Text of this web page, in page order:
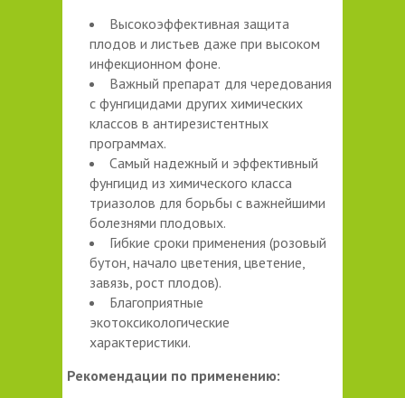
Высокоэффективная защита
плодов и листьев даже при высоком
инфекционном фоне.
Важный препарат для чередования
с фунгицидами других химических
классов в антирезистентных
программах.
Самый надежный и эффективный
фунгицид из химического класса
триазолов для борьбы с важнейшими
болезнями плодовых.
Гибкие сроки применения (розовый
бутон, начало цветения, цветение,
завязь, рост плодов).
Благоприятные
экотоксикологические
характеристики.
Рекомендации по применению: